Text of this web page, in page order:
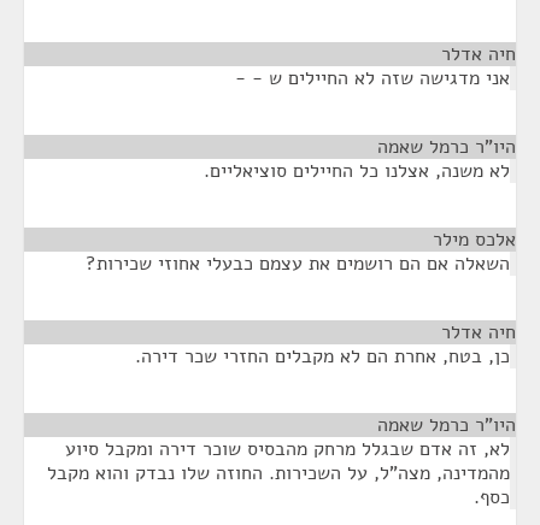
חיה אדלר
אני מדגישה שזה לא החיילים ש - -
היו"ר כרמל שאמה
לא משנה, אצלנו כל החיילים סוציאליים.
אלכס מילר
השאלה אם הם רושמים את עצמם כבעלי אחוזי שכירות?
חיה אדלר
כן, בטח, אחרת הם לא מקבלים החזרי שכר דירה.
היו"ר כרמל שאמה
לא, זה אדם שבגלל מרחק מהבסיס שוכר דירה ומקבל סיוע
מהמדינה, מצה"ל, על השכירות. החוזה שלו נבדק והוא מקבל
כסף.